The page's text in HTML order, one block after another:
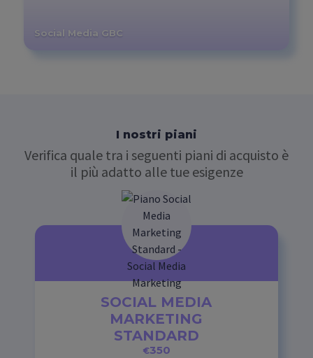
Social Media GBC
I nostri piani
Verifica quale tra i seguenti piani di acquisto è
il più adatto alle tue esigenze
SOCIAL MEDIA
MARKETING
STANDARD
€350